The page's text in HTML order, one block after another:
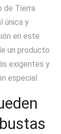
de Tierra
única y
en este
un producto
exigentes y
especial.